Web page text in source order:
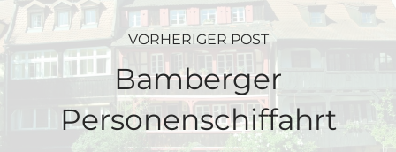
VORHERIGER POST
Bamberger
Personenschiffahrt